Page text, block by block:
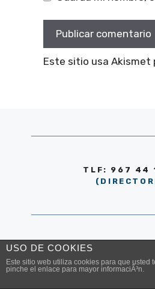
Este sitio usa Akismet
TLF: 967 44
© AYUNTAMIENTO DE LA
USO DE COOKIES
Este sitio web utiliza cookies para que usted
pinche el enlace para mayor informaciÃ³n.